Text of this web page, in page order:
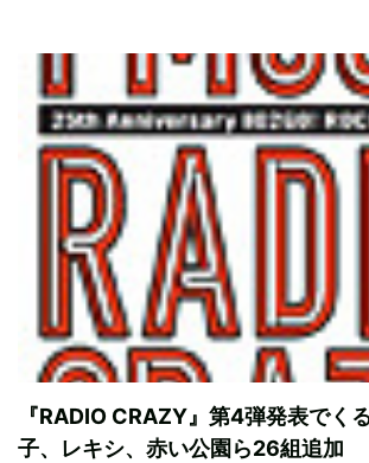
『RADIO CRAZY』第4弾発表でく
子、レキシ、赤い公園ら26組追加